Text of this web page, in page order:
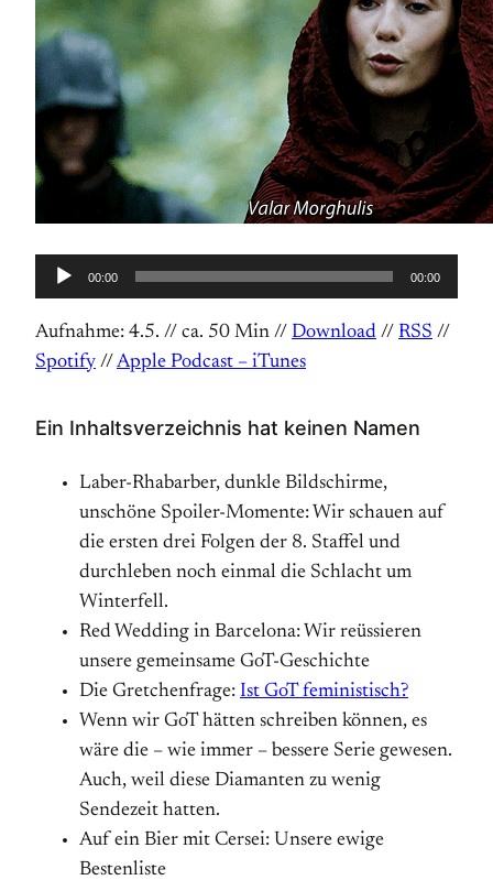
Audio-
Player
00:00 00:00
Aufnahme: 4.5. // ca. 50 Min // Download // RSS //
Spotify // Apple Podcast – iTunes
Ein Inhaltsverzeichnis hat keinen Namen
Laber-Rhabarber, dunkle Bildschirme,
unschöne Spoiler-Momente: Wir schauen auf
die ersten drei Folgen der 8. Staffel und
durchleben noch einmal die Schlacht um
Winterfell.
Red Wedding in Barcelona: Wir reüssieren
unsere gemeinsame GoT-Geschichte
Die Gretchenfrage: Ist GoT feministisch?
Wenn wir GoT hätten schreiben können, es
wäre die – wie immer – bessere Serie gewesen.
Auch, weil diese Diamanten zu wenig
Sendezeit hatten.
Auf ein Bier mit Cersei: Unsere ewige
Bestenliste